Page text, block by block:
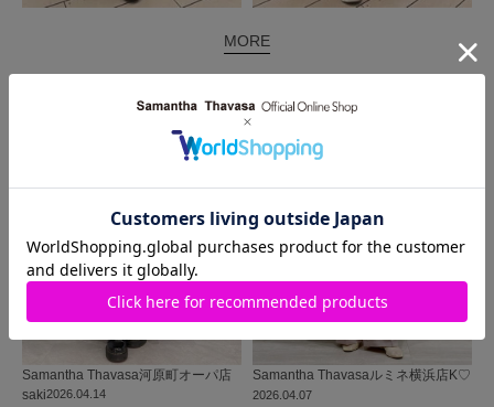
MORE
同じ商品を使った コーディネート
2026.04.14
Samantha Thavasa河原町オーパ店
saki
2026.04.07
Samantha Thavasaルミネ横浜店K♡